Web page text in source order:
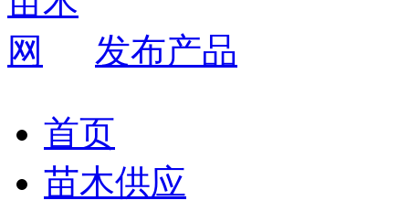
发布产品
首页
苗木供应